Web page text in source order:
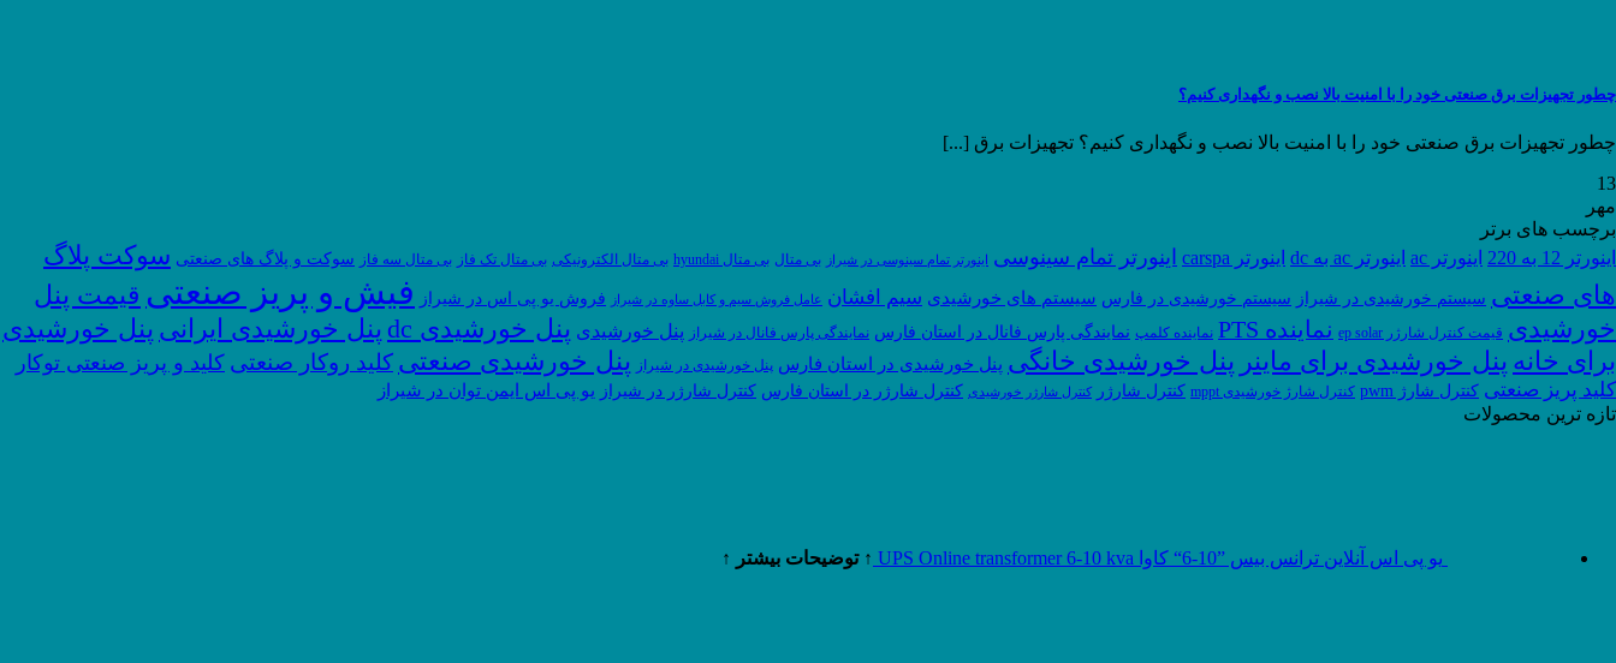
چطور تجهیزات برق صنعتی خود را با امنیت بالا نصب و نگهداری کنیم؟
چطور تجهیزات برق صنعتی خود را با امنیت بالا نصب و نگهداری کنیم؟ تجهیزات برق [...]
13
مهر
برچسب های برتر
اینورتر 12 به 220
اینورتر ac اینورتر ac به dc اینورتر carspa اینورتر تمام سینوسی اینورتر تمام سینوسی در شیراز بی متال بی متال hyundai بی متال الکترونیکی بی متال تک فاز بی متال سه فاز سوکت و پلاگ های صنعتی سوکت پلاگ
های صنعتی سیستم خورشیدی در شیراز سیستم خورشیدی در فارس سیستم های خورشیدی سیم افشان عامل فروش سیم و کابل ساوه در شیراز فروش یو پی اس در شیراز فیش و پریز صنعتی قیمت پنل
خورشیدی قیمت کنترل شارژر ep solar نماینده PTS نماینده کلمپ نمایندگی پارس فانال در استان فارس نمایندگی پارس فانال در شیراز پنل خورشیدی پنل خورشیدی dc پنل خورشیدی ایرانی پنل خورشیدی
برای خانه پنل خورشیدی برای ماینر پنل خورشیدی خانگی پنل خورشیدی در استان فارس پنل خورشیدی در شیراز پنل خورشیدی صنعتی کلید روکار صنعتی کلید و پریز صنعتی توکار
کلید پریز صنعتی کنترل شارژ pwm کنترل شارژ خورشیدی mppt کنترل شارژر کنترل شارژر خورشیدی کنترل شارژر در استان فارس کنترل شارژر در شیراز یو پی اس ایمن توان در شیراز
تازه ترین محصولات
یو پی اس آنلاین ترانس بیس ”10-6“ کاوا UPS Online transformer 6-10 kva ↑ توضیحات بیشتر ↑